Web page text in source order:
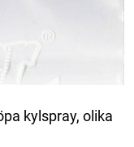
kylspray, olika